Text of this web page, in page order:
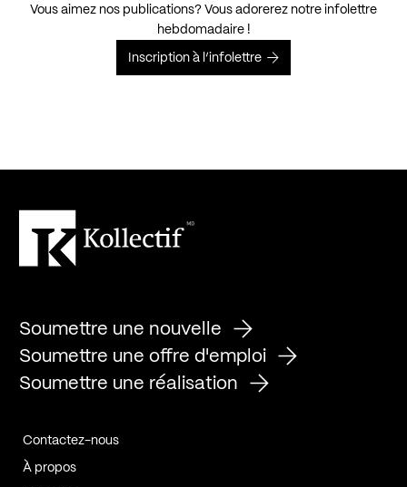
Vous aimez nos publications? Vous adorerez notre infolettre
hebdomadaire !
Inscription à l’infolettre
Soumettre une nouvelle
Soumettre une offre d'emploi
Soumettre une réalisation
Contactez-nous
À propos